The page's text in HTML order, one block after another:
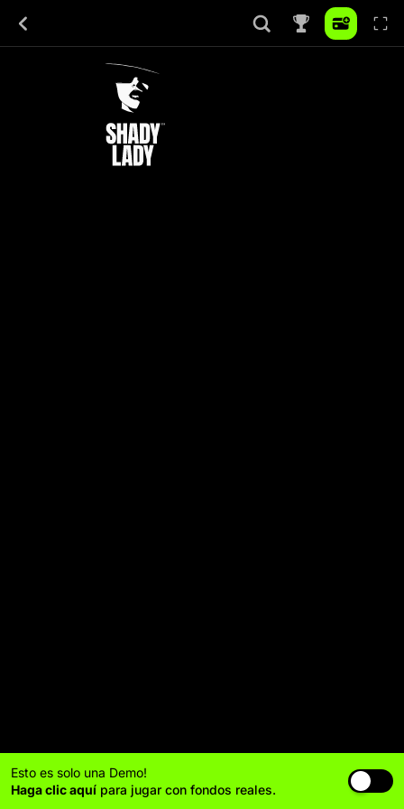
Esto es solo una Demo!
Haga clic aquí para jugar con fondos reales.